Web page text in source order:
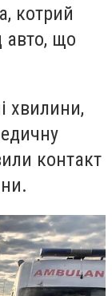
котрий
авто, що
хвилини,
контакт